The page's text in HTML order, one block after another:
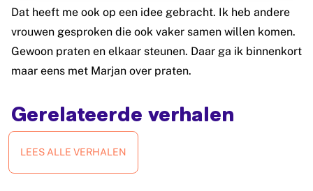
Dat heeft me ook op een idee gebracht. Ik heb andere
vrouwen gesproken die ook vaker samen willen komen.
Gewoon praten en elkaar steunen. Daar ga ik binnenkort
maar eens met Marjan over praten.
Gerelateerde verhalen
LEES ALLE VERHALEN